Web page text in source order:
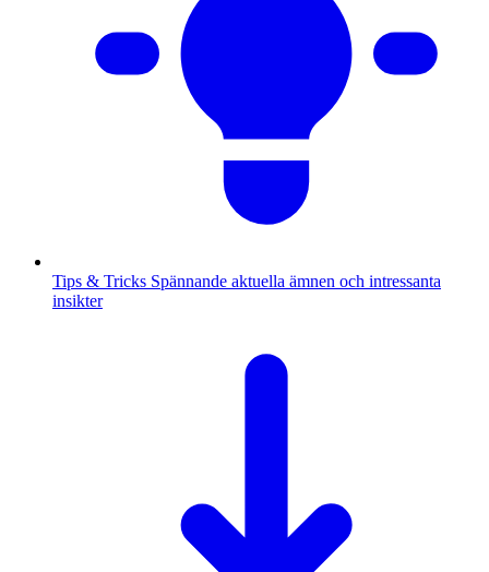
Tips & Tricks Spännande aktuella ämnen och intressanta
insikter